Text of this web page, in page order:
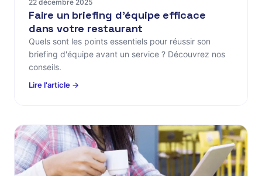
22 décembre 2025
Faire un briefing d'équipe efficace
dans votre restaurant
Quels sont les points essentiels pour réussir son
briefing d'équipe avant un service ? Découvrez nos
conseils.
Lire l'article →